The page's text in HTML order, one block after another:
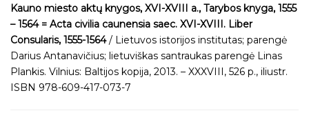
Kauno miesto aktų knygos, XVI-XVIII a., Tarybos knyga, 1555
– 1564 = Acta civilia caunensia saec. XVI-XVIII. Liber
Consularis, 1555-1564/ Lietuvos istorijos institutas; parengė
Darius Antanavičius; lietuviškas santraukas parengė Linas
Plankis. Vilnius: Baltijos kopija, 2013. – XXXVIII, 526 p., iliustr.
ISBN 978-609-417-073-7